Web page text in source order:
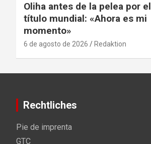
Oliha antes de la pelea por el
título mundial: «Ahora es mi
momento»
6 de agosto de 2026 Redaktion
Rechtliches
Pie de imprenta
GTC